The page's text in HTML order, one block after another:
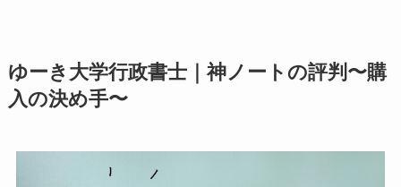
ゆーき大学行政書士｜神ノートの評判〜購
入の決め手〜